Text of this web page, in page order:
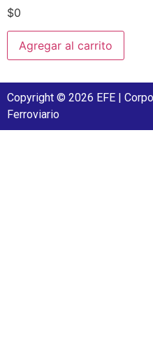
$0
Agregar al carrito
Copyright © 2026 EFE |
Ferroviario